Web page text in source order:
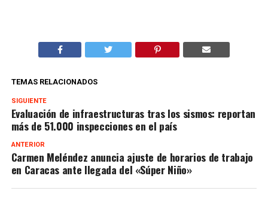
TEMAS RELACIONADOS
SIGUIENTE
Evaluación de infraestructuras tras los sismos: reportan
más de 51.000 inspecciones en el país
ANTERIOR
Carmen Meléndez anuncia ajuste de horarios de trabajo
en Caracas ante llegada del «Súper Niño»